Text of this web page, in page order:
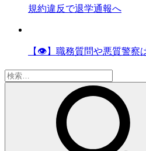
規約違反で退学通報へ
【👁】職務質問や悪質警察
検
索: